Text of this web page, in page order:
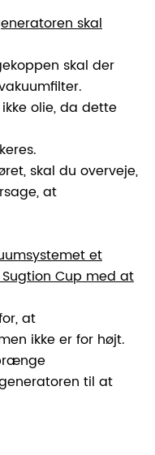
skal
skal der
olie, da dette
skal du overveje,
at
et
Cup med at
at
ikke er for højt.
til at